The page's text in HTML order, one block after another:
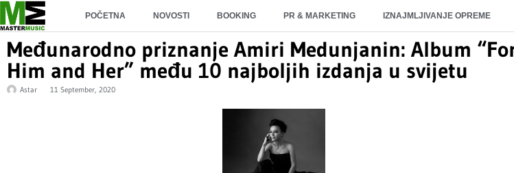
POČETNA NOVOSTI BOOKING PR & MARKETING IZNAJMLJIVANJE OPREME
Međunarodno priznanje Amiri Medunjanin: Album
Him and Her” među 10 najboljih izdanja u svijetu
Astar 11 September, 2020